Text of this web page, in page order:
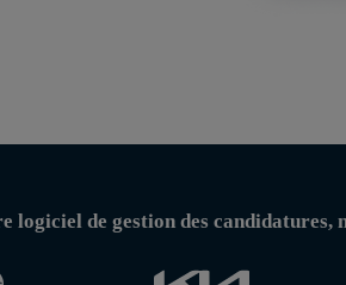
logiciel de gestion des candidatures,